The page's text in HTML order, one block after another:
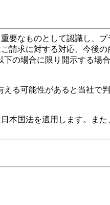
要なものとして認識し、
請求に対する対応、今後
の場合に限り開示する場合
る可能性があると当社で判
本国法を適用します。ま